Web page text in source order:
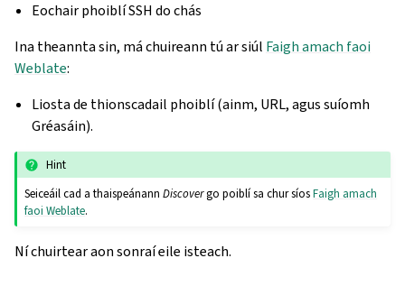
Eochair phoiblí SSH do chás
Ina theannta sin, má chuireann tú ar siúl Faigh amach faoi
Weblate:
Liosta de thionscadail phoiblí (ainm, URL, agus suíomh
Gréasáin).
Hint
Seiceáil cad a thaispeánannDiscovergo poiblí sa chur síosFaigh amach
faoi Weblate.
Ní chuirtear aon sonraí eile isteach.